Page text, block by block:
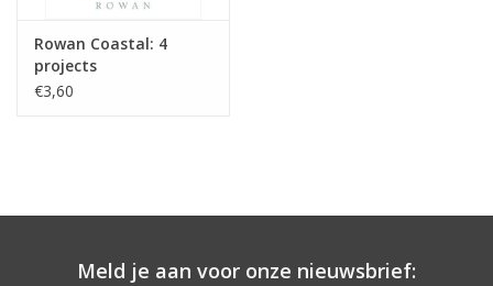
Sale / Coupons
Rowan Coastal: 4
projects
€3,60
Meld je aan voor onze nieuwsbrief: